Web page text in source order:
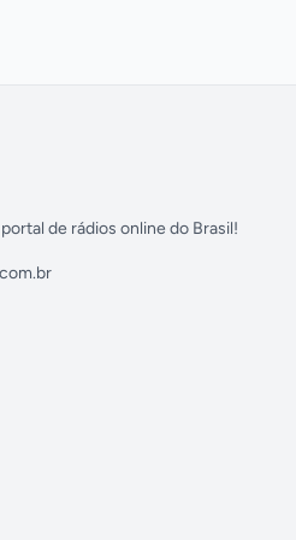
de rádios online do Brasil!